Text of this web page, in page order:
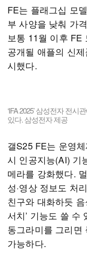
FE는 플래그십 모
부 사양을 낮춰 가
보통 11월 이후 FE
공개될 애플의 신
시했다.
‘IFA 2025’ 삼성전자 전
있다. 삼성전자 제공
갤S25 FE는 운영
시 인공지능(AI) 기
메라를 강화했다.
성·영상 정보도 처
친구와 대화하듯
서치’ 기능도 쓸 수
동그라미를 그리면
가능하다.